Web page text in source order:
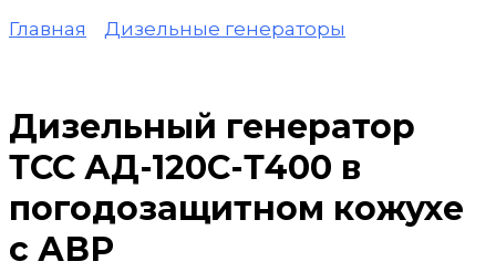
Главная
Дизельные генераторы
Дизельный генератор
ТСС АД-120С-Т400 в
погодозащитном кожухе
с АВР